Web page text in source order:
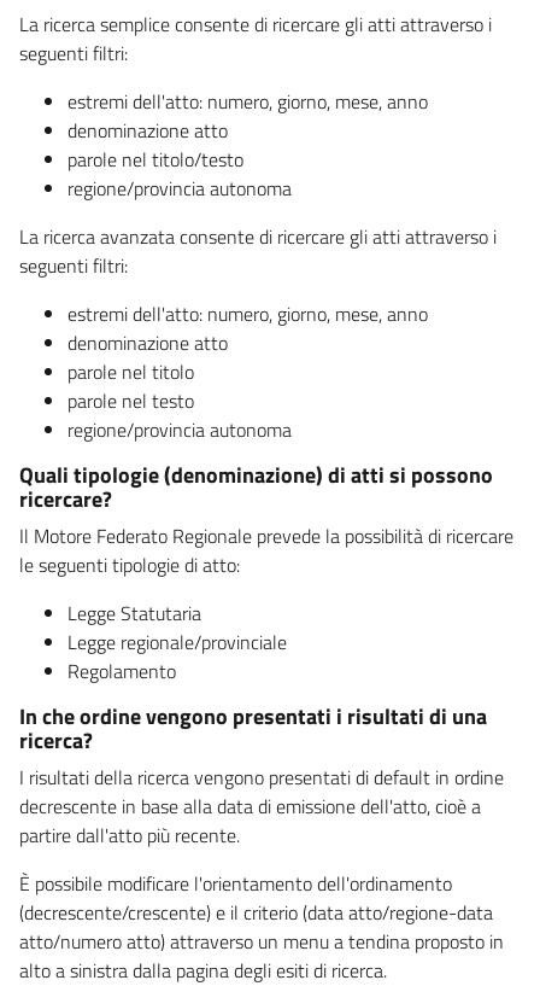
La ricerca semplice consente di ricercare gli atti attraverso i
seguenti filtri:
estremi dell'atto: numero, giorno, mese, anno
denominazione atto
parole nel titolo/testo
regione/provincia autonoma
La ricerca avanzata consente di ricercare gli atti attraverso i
seguenti filtri:
estremi dell'atto: numero, giorno, mese, anno
denominazione atto
parole nel titolo
parole nel testo
regione/provincia autonoma
Quali tipologie (denominazione) di atti si possono
ricercare?
Il Motore Federato Regionale prevede la possibilità di ricercare
le seguenti tipologie di atto:
Legge Statutaria
Legge regionale/provinciale
Regolamento
In che ordine vengono presentati i risultati di una
ricerca?
I risultati della ricerca vengono presentati di default in ordine
decrescente in base alla data di emissione dell'atto, cioè a
partire dall'atto più recente.
È possibile modificare l'orientamento dell'ordinamento
(decrescente/crescente) e il criterio (data atto/regione-data
atto/numero atto) attraverso un menu a tendina proposto in
alto a sinistra dalla pagina degli esiti di ricerca.